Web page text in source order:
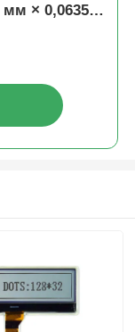
мм × 0,0635